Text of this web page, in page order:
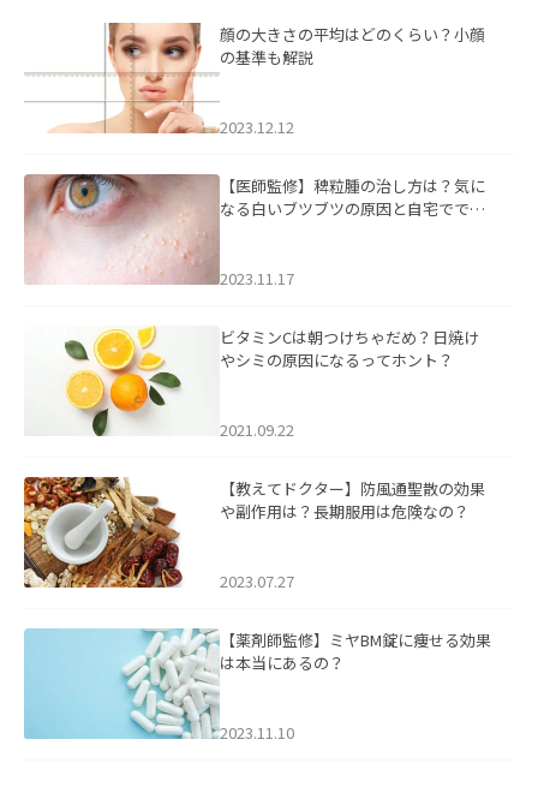
顔の大きさの平均はどのくらい？小顔
の基準も解説
2023.12.12
【医師監修】稗粒腫の治し方は？気に
なる白いブツブツの原因と自宅ででき
2023.11.17
ビタミンCは朝つけちゃだめ？日焼け
やシミの原因になるってホント？
2021.09.22
【教えてドクター】防風通聖散の効果
や副作用は？長期服用は危険なの？
2023.07.27
【薬剤師監修】ミヤBM錠に痩せる効果
は本当にあるの？
2023.11.10